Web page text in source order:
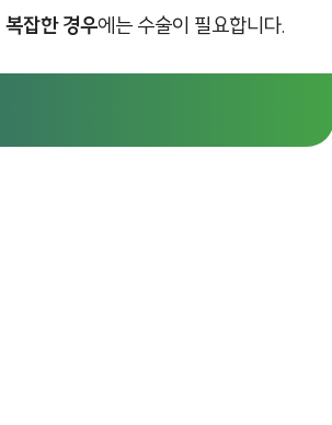
복잡한 경우에는 수술이 필요합니다.